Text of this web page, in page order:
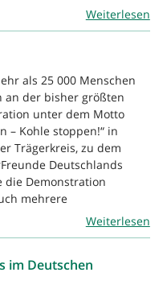
Weiterlesen
als 25 000 Menschen
an der bisher größten
unter dem Motto
– Kohle stoppen!“ in
Trägerkreis, zu dem
Deutschlands
die Demonstration
mehrere
Weiterlesen
im Deutschen